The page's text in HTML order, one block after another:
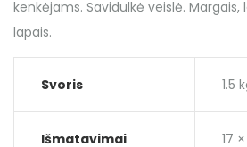
kenkėjams. Savidulkė veislė.
lapais.
Svoris 1.5
Išmatavimai 17